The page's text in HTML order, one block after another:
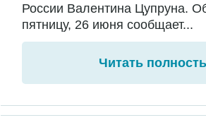
России Валентина Цупруна.
пятницу, 26 июня сообщает...
Читать